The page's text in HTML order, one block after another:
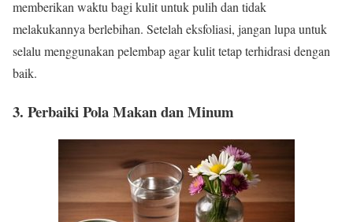
memberikan waktu bagi kulit untuk pulih dan tidak
melakukannya berlebihan. Setelah eksfoliasi, jangan lupa untuk
selalu menggunakan pelembap agar kulit tetap terhidrasi dengan
baik.
3. Perbaiki Pola Makan dan Minum